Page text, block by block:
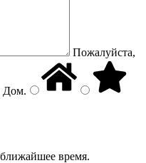
Пожалуйста,
Дом.
время.